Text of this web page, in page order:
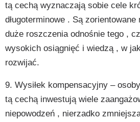
tą cechą wyznaczają sobie cele
długoterminowe . Są
duże roszczenia odnośnie tego ,
wysokich osiągnięć i wiedzą , w
rozwijać.
9. Wysiłek kompensacyjny –
tą cechą inwestują wiele
niepowodzeń , nierzadko